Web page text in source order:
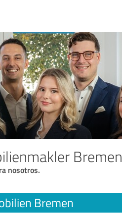
Bremen
nosotros.
Bremen